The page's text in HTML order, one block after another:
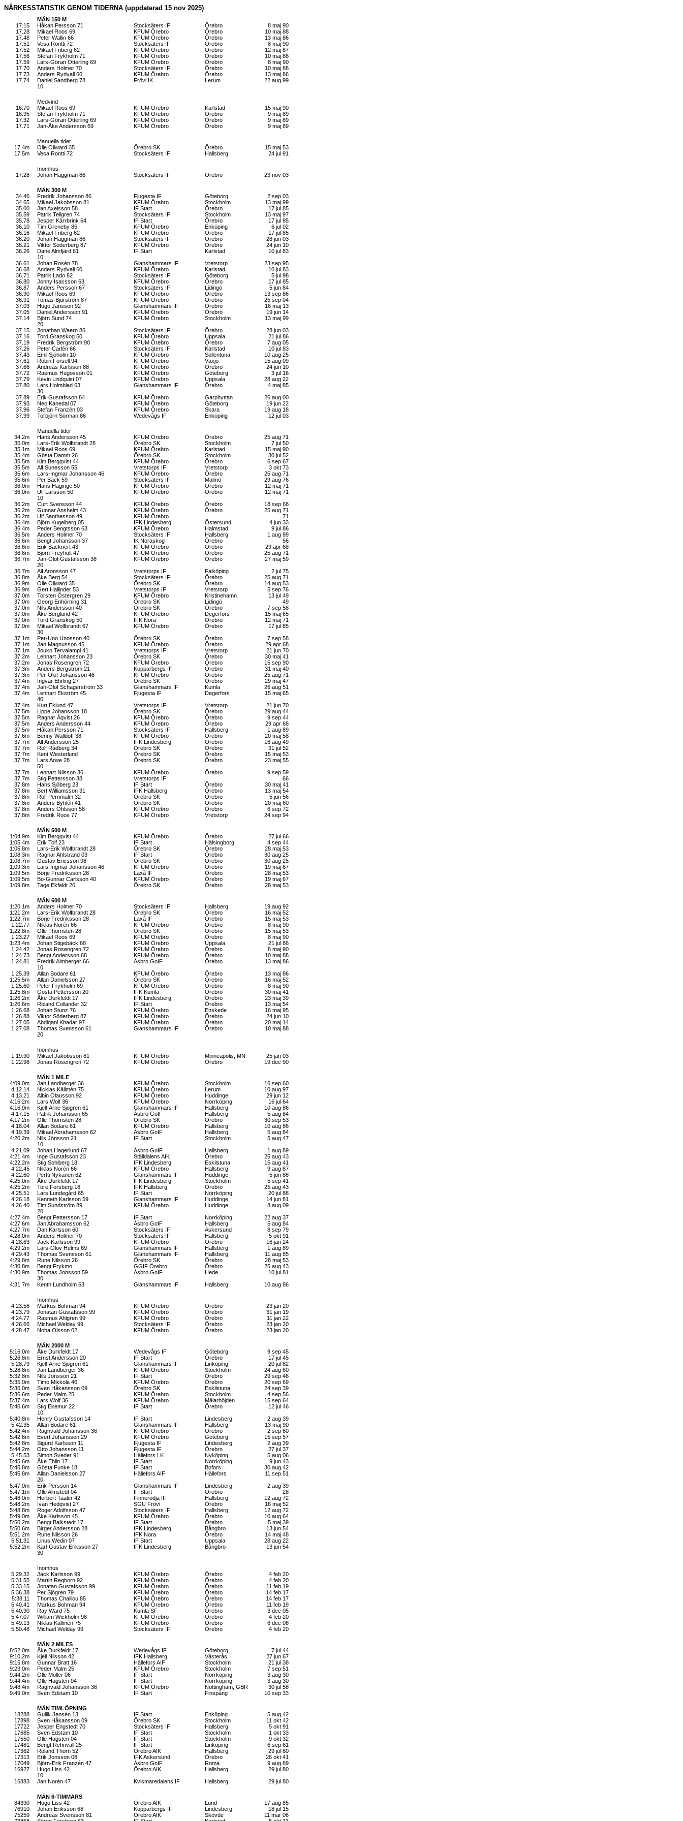
NÄRKESSTATISTIK GENOM TIDERNA (uppdaterad 15 nov 2025)
MÄN 150 M
17.15
Håkan Persson 71 Stocksäters IF Örebro
8 maj 90
17.28
Mikael Roos 69 KFUM Örebro Örebro
10 maj 88
17.48
Peter Wallin 66 KFUM Örebro Örebro
13 maj 86
17.51
Vesa Rontti 72 Stocksäters IF Örebro
8 maj 90
17.52
Mikael Friberg 62 KFUM Örebro Örebro
12 maj 87
17.56
Stefan Frykholm 71 KFUM Örebro Örebro
10 maj 88
17.59
Lars-Göran Otterling 69 KFUM Örebro Örebro
8 maj 90
17.70
Anders Holmer 70 Stocksäters IF Örebro
10 maj 88
17.73
Anders Rydvall 60 KFUM Örebro Örebro
13 maj 86
17.74
Daniel Sandberg 78 Frövi IK Lerum
22 aug 99
10
Medvind
16.70
Mikael Roos 69 KFUM Örebro Karlstad
15 maj 90
16.95
Stefan Frykholm 71 KFUM Örebro Örebro
9 maj 89
17.32
Lars-Göran Otterling 69 KFUM Örebro Örebro
9 maj 89
17.71
Jan-Åke Andersson 69 KFUM Örebro Örebro 9 maj 89
Manuella tider
17.4m
Olle Ollward 35 Örebro SK Örebro
15 maj 53
17.5m
Vesa Rontti 72 Stocksäters IF Hallsberg 24 jul 91
Inomhus
17.28
Johan Häggman 86 Stocksäters IF Örebro 23 nov 03
MÄN 300 M
34.46
Fredrik Johansson 86 Fjugesta IF Göteborg
2 sep 03
34.65
Mikael Jakobsson 81 KFUM Örebro Stockholm
13 maj 99
35.00
Jan Axelsson 58 IF Start Örebro
17 jul 85
35.59
Patrik Tellgren 74 Stocksäters IF Stockholm
13 maj 97
35.78
Jesper Kärrbrink 64 IF Start Örebro
17 jul 85
36.10
Tim Greneby 85 KFUM Örebro Enköping
6 jul 02
36.16
Mikael Friberg 62 KFUM Örebro Örebro
17 jul 85
36.20
Johan Häggman 86 Stocksäters IF Örebro
28 jun 03
36.21
Viktor Söderberg 87 KFUM Örebro Örebro
24 jun 10
36.26
Dane Almfjärd 61 IF Start Karlstad
10 jul 83
10
36.61
Johan Rosén 78 Glanshammars IF Vretstorp
23 sep 95
36.68
Anders Rydvall 60 KFUM Örebro Karlstad
10 jul 83
36.71
Patrik Lado 82 Stocksäters IF Göteborg
5 jul 98
36.80
Jonny Isacsson 63 KFUM Örebro Örebro
17 jul 85
36.87
Anders Persson 67 Stocksäters IF Lidingö
5 jun 84
36.90
Mikael Roos 69 KFUM Örebro Örebro
13 sep 86
36.91
Tomas Bjurström 87 KFUM Örebro Örebro
25 sep 04
37.03
Hugo Jansson 92 Glanshammars IF Örebro
16 maj 13
37.05
Daniel Andersson 91 KFUM Örebro Örebro
19 jun 14
37.14
Björn Sund 74 KFUM Örebro Stockholm
13 maj 99
20
37.15
Jonathan Waern 86 Stocksäters IF Örebro
28 jun 03
37.16
Tord Granskog 50 KFUM Örebro Uppsala
21 jul 86
37.19
Fredrik Bergström 90 KFUM Örebro Örebro
7 aug 05
37.26
Peter Carlén 66 Stocksäters IF Karlstad
10 jul 83
37.43
Emil Sjöholm 10 KFUM Örebro Sollentuna
10 aug 25
37.61
Robin Forsell 94 KFUM Örebro Växjö
15 aug 09
37.66
Andreas Karlsson 88 KFUM Örebro Örebro
24 jun 10
37.72
Rasmus Hugosson 01 KFUM Örebro Göteborg
3 jul 16
37.79
Kevin Lindquist 07 KFUM Örebro Uppsala
28 aug 22
37.80
Lars Holmblad 63 Glanshammars IF Örebro
4 maj 85
30
37.89
Erik Gustafsson 84 KFUM Örebro Garphyttan
26 aug 00
37.93
Neo Kanedal 07 KFUM Örebro Göteborg
19 jun 22
37.96
Stefan Franzén 03 KFUM Örebro Skara
19 aug 18
37.99
Torbjörn Sörman 86 Wedevågs IF Enköping 12 jul 03
Manuella tider
34.2m
Hans Andersson 45 KFUM Örebro Örebro
25 aug 71
35.0m
Lars-Erik Wolfbrandt 28 Örebro SK Stockholm
7 jul 50
35.1m
Mikael Roos 69 KFUM Örebro Karlstad
15 maj 90
35.4m
Gösta Damm 26 Örebro SK Stockholm
30 jul 52
35.5m
Kim Bergqvist 44 KFUM Örebro Örebro
6 sep 67
35.5m
Alf Sunesson 55 Vretstorps IF Vretstorp
3 okt 73
35.6m
Lars-Ingmar Johansson 46 KFUM Örebro Örebro
25 aug 71
35.6m
Per Bäck 59 Stocksäters IF Malmö
29 aug 76
36.0m
Hans Haginge 50 KFUM Örebro Örebro
12 maj 71
36.0m
Ulf Larsson 50 KFUM Örebro Örebro
12 maj 71
10
36.2m
Curt Svensson 44 KFUM Örebro Örebro
18 sep 68
36.2m
Gunnar Anshelm 43 KFUM Örebro Örebro
25 aug 71
36.2m
Ulf Santhesson 49 KFUM Örebro
71
36.4m
Björn Kugelberg 05 IFK Lindesberg Östersund
4 jun 33
36.4m
Peder Bengtsson 63 KFUM Örebro Halmstad
9 jul 86
36.5m
Anders Holmer 70 Stocksäters IF Hallsberg
1 aug 89
36.6m
Bengt Johansson 37 IK Noraskog Örebro
56
36.6m
Erik Backnert 43 KFUM Örebro Örebro
29 apr 68
36.6m
Björn Freyhult 47 KFUM Örebro Örebro
25 aug 71
36.7m
Jan-Olof Gustafsson 38 KFUM Örebro Örebro
27 maj 59
20
36.7m
Alf Aronsson 47 Vretstorps IF Falköping
2 jul 75
36.8m
Åke Berg 54 Stocksäters IF Örebro
25 aug 71
36.9m
Olle Ollward 35 Örebro SK Örebro
14 aug 53
36.9m
Gert Hallinder 53 Vretstorps IF Vretstorp
5 sep 76
37.0m
Torsten Östergren 29 KFUM Örebro Kristinehamn
13 jul 49
37.0m
Georg Enhörning 31 Örebro SK Lidingö
49
37.0m
Nils Andersson 40 Örebro SK Örebro
7 sep 58
37.0m
Åke Berglund 42 KFUM Örebro Degerfors
15 maj 65
37.0m
Tord Granskog 50 IFK Nora Örebro
12 maj 71
37.0m
Mikael Wolfbrandt 67 KFUM Örebro Örebro
17 jul 85
30
37.1m
Per-Uno Unosson 40 Örebro SK Örebro
7 sep 58
37.1m
Jan Magnusson 45 KFUM Örebro Örebro
29 apr 68
37.1m
Jouko Tervalampi 41 Vretstorps IF Vretstorp
21 jun 70
37.2m
Lennart Johansson 23 Örebro SK Örebro
30 maj 41
37.2m
Jonas Rosengren 72 KFUM Örebro Örebro
15 sep 90
37.3m
Anders Bergström 21 Kopparbergs IF Örebro
31 maj 40
37.3m
Per-Olof Johansson 46 KFUM Örebro Örebro
25 aug 71
37.4m
Ingvar Ehrling 27 Örebro SK Örebro
29 maj 47
37.4m
Jan-Olof Schagerström 33 Glanshammars IF Kumla
26 aug 51
37.4m
Lennart Ekström 45 Fjugesta IF Degerfors
15 maj 65
40
37.4m
Kurt Eklund 47 Vretstorps IF Vretstorp
21 jun 70
37.5m
Lippe Johansson 18 Örebro SK Örebro
29 aug 44
37.5m
Ragnar Åqvist 26 KFUM Örebro Örebro
9 sep 44
37.5m
Anders Andersson 44 KFUM Örebro Örebro
29 apr 68
37.5m
Håkan Persson 71 Stocksäters IF Hallsberg
1 aug 89
37.6m
Benny Walldoff 38 KFUM Örebro Örebro
20 maj 58
37.7m
Alf Andersson 25 IFK Lindesberg Örebro
16 aug 49
37.7m
Rolf Rådberg 34 Örebro SK Örebro
31 jul 52
37.7m
Kent Westerlund Örebro SK Örebro
15 maj 53
37.7m
Lars Arwe 28 Örebro SK Örebro
23 maj 55
50
37.7m
Lennart Nilsson 36 KFUM Örebro Örebro
9 sep 59
37.7m
Stig Pettersson 38 Vretstorps IF
66
37.8m
Hans Sjöberg 23 IF Start Örebro
30 maj 41
37.8m
Bert Williamsson 31 IFK Hallsberg Örebro
13 maj 54
37.8m
Rolf Pernmalm 32 Örebro SK Örebro
5 jun 56
37.8m
Anders Byhlén 41 Örebro SK Örebro
20 maj 60
37.8m
Anders Ohlsson 56 KFUM Örebro Örebro
6 sep 72
37.8m
Fredrik Roos 77 KFUM Örebro Vretstorp 24 sep 94
MÄN 500 M
1:04.9m
Kim Bergqvist 44 KFUM Örebro Örebro
27 jul 66
1:05.4m
Erik Tolf 23 IF Start Hälsingborg
4 sep 44
1:05.8m
Lars-Erik Wolfbrandt 28 Örebro SK Örebro
28 maj 53
1:08.3m
Ragnar Ahlstrand 03 IF Start Örebro
30 aug 25
1:08.7m
Gustav Ericsson 98 Örebro SK Örebro
30 aug 25
1:09.3m
Lars-Ingmar Johansson 46 KFUM Örebro Örebro
19 maj 67
1:09.5m
Börje Fredriksson 28 Laxå IF Örebro
28 maj 53
1:09.5m
Bo-Gunnar Carlsson 40 KFUM Örebro Örebro
19 maj 67
1:09.8m
Tage Ekfeldt 26 Örebro SK Örebro 28 maj 53
MÄN 600 M
1:20.1m
Anders Holmer 70 Stocksäters IF Hallsberg
19 aug 92
1:21.2m
Lars-Erik Wolfbrandt 28 Örebro SK Örebro
16 maj 52
1:22.7m
Börje Fredriksson 28 Laxå IF Örebro
15 maj 53
1:22.77
Niklas Norén 66 KFUM Örebro Örebro
8 maj 90
1:22.8m
Olle Thörnsten 28 Örebro SK Örebro
15 maj 53
1:23.27
Mikael Roos 69 KFUM Örebro Örebro
8 maj 90
1:23.4m
Johan Stigebäck 68 KFUM Örebro Uppsala
21 jul 86
1:24.42
Jonas Rosengren 72 KFUM Örebro Örebro
8 maj 90
1:24.73
Bengt Andersson 68 KFUM Örebro Örebro
10 maj 88
1:24.81
Fredrik Almberger 66 Åsbro GoIF Örebro
13 maj 86
10
1:25.39
Allan Bodare 61 KFUM Örebro Örebro
13 maj 86
1:25.5m
Allan Danielsson 27 Örebro SK Örebro
16 maj 52
1:25.60
Peter Frykholm 69 KFUM Örebro Örebro
8 maj 90
1:25.8m
Gösta Pettersson 20 IFK Kumla Örebro
30 maj 41
1:26.2m
Åke Durkfeldt 17 IFK Lindesberg Örebro
23 maj 39
1:26.6m
Roland Collander 32 IF Start Örebro
13 maj 54
1:26.68
Johan Stunz 76 KFUM Örebro Enskede
16 maj 95
1:26.88
Viktor Söderberg 87 KFUM Örebro Örebro
24 jun 10
1:27.05
Abdiqani Khadar 97 KFUM Örebro Örebro
20 maj 14
1:27.08
Thomas Svensson 61 Glanshammars IF Örebro
10 maj 88
20
Inomhus
1:19.90
Mikael Jakobsson 81 KFUM Örebro Minneapolis, MN
25 jan 03
1:22.98
Jonas Rosengren 72 KFUM Örebro Örebro 19 dec 90
MÄN 1 MILE
4:09.0m
Jan Landberger 36 KFUM Örebro Stockholm
16 sep 60
4:12.14
Nicklas Källmén 75 KFUM Örebro Lerum
10 aug 97
4:13.21
Albin Olausson 92 KFUM Örebro Huddinge
29 jun 12
4:16.2m
Lars Wolf 36 KFUM Örebro Norrköping
16 jul 64
4:16.9m
Kjell-Arne Sjögren 61 Glanshammars IF Hallsberg
10 aug 86
4:17.15
Patrik Johansson 65 Åsbro GoIF Hallsberg
5 aug 84
4:17.2m
Olle Thörnsten 28 Örebro SK Örebro
30 sep 53
4:18.04
Allan Bodare 61 KFUM Örebro Hallsberg
10 aug 86
4:19.39
Mikael Abrahamsson 62 Åsbro GoIF Hallsberg
5 aug 84
4:20.2m
Nils Jönsson 21 IF Start Stockholm
5 aug 47
10
4:21.09
Johan Hagerlund 67 Åsbro GoIF Hallsberg
1 aug 89
4:21.4m
Inge Gustafsson 23 Ställdalens AIK Örebro
25 aug 43
4:22.2m
Stig Sohlberg 18 IFK Lindesberg Eskilstuna
15 aug 41
4:22.45
Niklas Norén 66 KFUM Örebro Hallsberg
9 aug 87
4:22.60
Pertti Nykänen 62 Glanshammars IF Huddinge
5 jun 88
4:25.0m
Åke Durkfeldt 17 IFK Lindesberg Stockholm
5 sep 41
4:25.2m
Tore Forsberg 18 IFK Hallsberg Örebro
25 aug 43
4:25.51
Lars Lundegård 65 IF Start Norrköping
20 jul 88
4:26.18
Kenneth Karlsson 59 Glanshammars IF Huddinge
14 jun 81
4:26.40
Tim Sundström 89 KFUM Örebro Huddinge
8 aug 09
20
4:27.4m
Bengt Pettersson 17 IF Start Norrköping
22 aug 37
4:27.6m
Jan Abrahamsson 62 Åsbro GoIF Hallsberg
5 aug 84
4:27.7m
Dan Karlsson 60 Stocksäters IF Askersund
8 sep 79
4:28.0m
Anders Holmer 70 Stocksäters IF Hallsberg
5 okt 91
4:28.63
Jack Karlsson 99 KFUM Örebro Örebro
16 jan 24
4:29.2m
Lars-Olov Helms 69 Glanshammars IF Hallsberg
1 aug 89
4:29.43
Thomas Svensson 61 Glanshammars IF Hallsberg
11 aug 85
4:29.8m
Rune Nilsson 26 Örebro SK Örebro
28 maj 53
4:30.8m
Bengt Frykmo GGIF Örebro Örebro
25 aug 43
4:30.9m
Thomas Jonsson 59 Åsbro GoIF Hede
10 jul 81
30
4:31.7m
Kenth Lundholm 63 Glanshammars IF Hallsberg 10 aug 86
Inomhus
4:23.56
Markus Bohman 94 KFUM Örebro Örebro
23 jan 20
4:23.79
Jonatan Gustafsson 99 KFUM Örebro Örebro
31 jan 19
4:24.77
Rasmus Ahlgren 99 KFUM Örebro Örebro
11 jan 22
4:26.66
Michael Welday 99 Stocksäters IF Örebro
23 jan 20
4:28.47
Noha Olsson 02 KFUM Örebro Örebro 23 jan 20
MÄN 2000 M
5:16.0m
Åke Durkfeldt 17 Wedevågs IF Göteborg
9 sep 45
5:26.8m
Ernst Andersson 20 IF Start Örebro
17 jul 45
5:28.79
Kjell-Arne Sjögren 61 Glanshammars IF Linköping
20 jul 82
5:28.8m
Jan Landberger 36 KFUM Örebro Stockholm
24 aug 60
5:32.8m
Nils Jönsson 21 IF Start Örebro
29 sep 46
5:35.0m
Timo Mikkola 46 KFUM Örebro Örebro
20 sep 69
5:36.0m
Sven Håkansson 09 Örebro SK Eskilstuna
24 sep 39
5:36.6m
Peder Malm 25 KFUM Örebro Stockholm
4 sep 56
5:37.4m
Lars Wolf 36 KFUM Örebro Mälarhöjden
15 sep 64
5:40.6m
Stig Ekemur 22 IF Start Örebro
12 jul 46
10
5:40.8m
Henry Gustafsson 14 IF Start Lindesberg
2 aug 39
5:42.35
Allan Bodare 61 Glanshammars IF Hallsberg
13 maj 90
5:42.4m
Ragnvald Johansson 36 KFUM Örebro Örebro
2 sep 60
5:42.6m
Evert Johansson 29 KFUM Örebro Göteborg
15 sep 57
5:42.8m
Sigurd Karlsson 11 Fjugesta IF Lindesberg
2 aug 39
5:44.2m
Otto Johansson 11 Fjugesta IF Örebro
27 jul 37
5:45.53
Simon Sveder 91 Hällefors LK Nyköping
5 aug 06
5:45.6m
Åke Ehlin 17 IF Start Norrköping
9 jun 43
5:45.8m
Gösta Funke 18 IF Start Bofors
30 aug 42
5:45.8m
Allan Danielsson 27 Hällefors AIF Hällefors
11 sep 51
20
5:47.0m
Erik Persson 14 Glanshammars IF Lindesberg
2 aug 39
5:47.1m
Olle Almstedt 04 IF Start Örebro
28
5:48.0m
Herbert Taaler 42 Finnerödja IF Hallsberg
12 aug 72
5:48.2m
Ivan Hedqvist 27 SGU Frövi Örebro
16 maj 52
5:48.8m
Roger Adolfsson 47 Stocksäters IF Hallsberg
12 aug 72
5:49.0m
Åke Karlsson 45 KFUM Örebro Örebro
10 aug 64
5:50.2m
Bengt Balkstedt 17 IF Start Örebro
5 maj 39
5:50.6m
Birger Andersson 28 IFK Lindesberg Bångbro
13 jun 54
5:51.2m
Rune Nilsson 26 IFK Nora Örebro
14 maj 48
5:51.31
Linus Wedin 07 IF Start Uppsala
28 aug 22
5:52.2m
Karl-Gustav Eriksson 27 IFK Lindesberg Bångbro
13 jun 54
30
Inomhus
5:29.32
Jack Karlsson 99 KFUM Örebro Örebro
4 feb 20
5:31.55
Martin Regborn 92 KFUM Örebro Örebro
4 feb 20
5:33.15
Jonatan Gustafsson 99 KFUM Örebro Örebro
11 feb 19
5:36.38
Per Sjögren 79 KFUM Örebro Örebro
14 feb 17
5:38.11
Thomas Chaillou 85 KFUM Örebro Örebro
14 feb 17
5:40.41
Markus Bohman 94 KFUM Örebro Örebro
11 feb 19
5:40.90
Ray Ward 75 Kumla SF Örebro
3 dec 05
5:47.07
William Wickholm 98 KFUM Örebro Örebro
4 feb 20
5:49.13
Niklas Källmén 75 KFUM Örebro Örebro
6 dec 08
5:50.48
Michael Welday 99 Stocksäters IF Örebro 4 feb 20
MÄN 2 MILES
8:52.0m
Åke Durkfeldt 17 Wedevågs IF Göteborg
7 jul 44
9:10.2m
Kjell Nilsson 42 IFK Hallsberg Västerås
27 jun 67
9:15.8m
Gunnar Bratt 16 Hällefors AIF Stockholm
21 jul 38
9:23.0m
Peder Malm 25 KFUM Örebro Stockholm
7 sep 51
9:44.2m
Olle Möller 06 IF Start Norrköping
3 aug 30
9:44.4m
Olle Hagsten 04 IF Start Norrköping
3 aug 30
9:48.4m
Ragnvald Johansson 36 KFUM Örebro Nottingham, GBR
30 jul 58
9:49.0m
Sven Edstam 10 IF Start Finspång 10 sep 33
MÄN TIMLÖPNING
18288
Gullik Jensén 13 IF Start Enköping
5 aug 42
17898
Sven Håkansson 09 Örebro SK Stockholm
11 okt 42
17722
Jesper Engstedt 70 Stocksäters IF Hallsberg
5 okt 91
17685
Sven Edstam 10 IF Start Stockholm
1 okt 33
17550
Olle Hagsten 04 IF Start Stockholm
9 okt 32
17481
Bengt Rehnvall 25 IF Start Linköping
6 sep 61
17362
Roland Thörn 52 Örebro AIK Hallsberg
29 jul 80
17313
Erik Jonsson 08 IFK Askersund Örebro
26 okt 41
17049
Björn-Erik Franzén 47 Åsbro GoIF Roma
9 aug 89
16927
Hugo Liss 42 Örebro AIK Hallsberg
29 jul 80
10
16883
Jan Norén 47 Kvismaredalens IF Hallsberg 29 jul 80
MÄN 6-TIMMARS
84390
Hugo Liss 42 Örebro AIK Lund
17 aug 85
76910
Johan Eriksson 68 Kopparbergs IF Lindesberg
18 jul 15
75259
Andreas Svensson 81 Örebro AIK Skövde
11 mar 06